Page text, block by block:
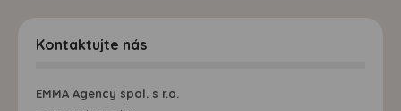
Kontaktujte nás
EMMA Agency spol. s r.o.